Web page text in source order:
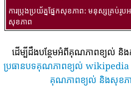
ការប្រុងប្រយ័ត្នផ្នែកសុខភាព: មនុស្សគ្រប់រូប
សុខភាព
ដើម្បីដឹងបន្ថែមអំពីគុណភាពខ្យល់ និ
ប្រធានបទគុណភាពខ្យល់ wikipedia
គុណភាពខ្យល់ និងសុខភា